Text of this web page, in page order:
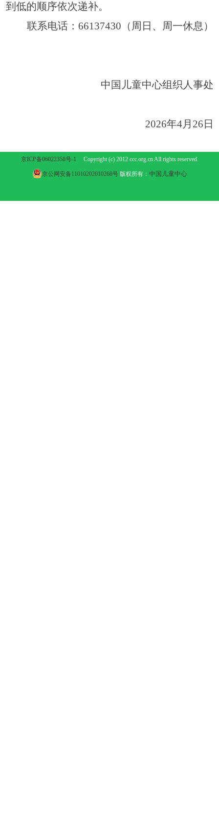
到低的顺序依次递补。
联系电话： 66137430（周日、周一休息）
中国儿童中心组织人事处
2026年4月26日
京ICP备06022358号-1 Copyright (c) 2012 ccc.org.cn All rights reserved.
京公网安备11010202010268号 版权所有： 中国儿童中心